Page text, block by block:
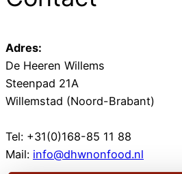
Adres:
De Heeren Willems
Steenpad 21A
Willemstad (Noord-Brabant)
Tel: +31(0)168-85 11 88
Mail: info@dhwnonfood.nl